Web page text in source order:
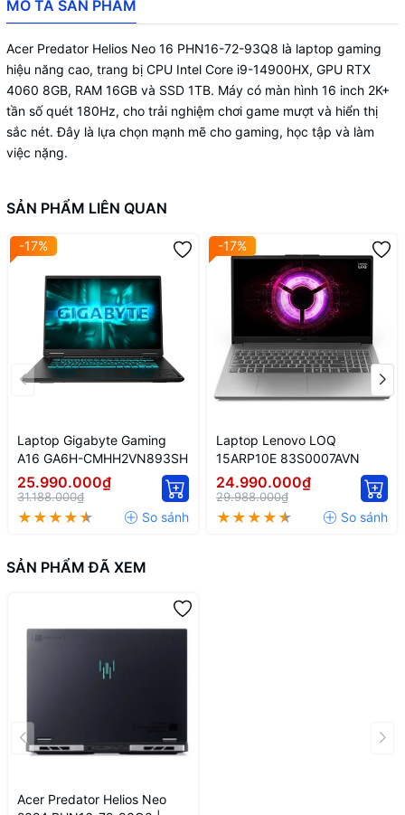
MÔ TẢ SẢN PHẨM
Acer Predator Helios Neo 16 PHN16-72-93Q8 là laptop gaming
hiệu năng cao, trang bị CPU Intel Core i9-14900HX, GPU RTX
4060 8GB, RAM 16GB và SSD 1TB. Máy có màn hình 16 inch 2K+
tần số quét 180Hz, cho trải nghiệm chơi game mượt và hiển thị
sắc nét. Đây là lựa chọn mạnh mẽ cho gaming, học tập và làm
việc nặng.
SẢN PHẨM LIÊN QUAN
-17%
Laptop Gigabyte Gaming
A16 GA6H-CMHH2VN893SH
25.990.000₫
31.188.000₫
-17%
Laptop Lenovo LOQ
15ARP10E 83S0007AVN
24.990.000₫
29.988.000₫
SẢN PHẨM ĐÃ XEM
Acer Predator Helios Neo